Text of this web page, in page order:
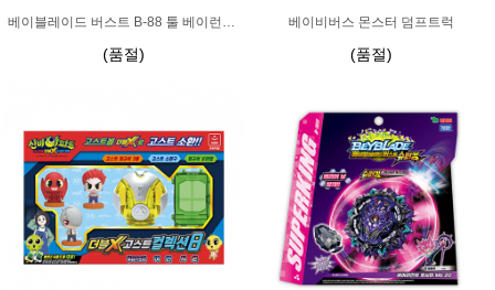
베이블레이드 버스트 B-88 툴 베이런처 LR
(품절)
베이비버스 몬스터 덤프트럭
(품절)